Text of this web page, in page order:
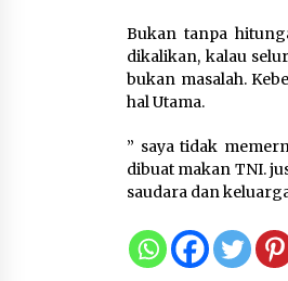
Bukan tanpa
dikalikan, kalau
bukan masalah.
hal Utama.
” saya tidak
dibuat makan TNI.
saudara dan